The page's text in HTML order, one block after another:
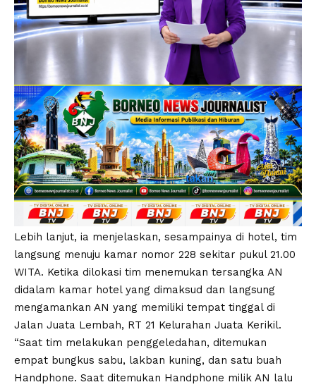
Lebih lanjut, ia menjelaskan, sesampainya di hotel, tim
langsung menuju kamar nomor 228 sekitar pukul 21.00
WITA. Ketika dilokasi tim menemukan tersangka AN
didalam kamar hotel yang dimaksud dan langsung
mengamankan AN yang memiliki tempat tinggal di
Jalan Juata Lembah, RT 21 Kelurahan Juata Kerikil.
“Saat tim melakukan penggeledahan, ditemukan
empat bungkus sabu, lakban kuning, dan satu buah
Handphone. Saat ditemukan Handphone milik AN lalu